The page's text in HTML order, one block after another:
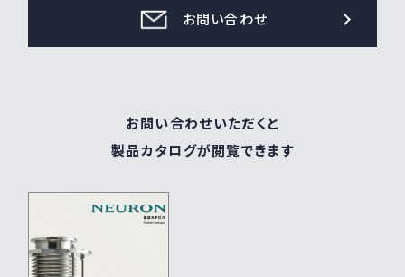
お問い合わせ
お問い合わせいただくと
製品カタログが閲覧できます